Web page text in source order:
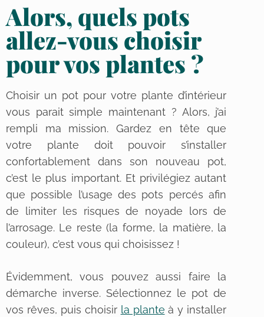
Alors, quels pots
allez-vous choisir
pour vos plantes ?
Choisir un pot pour votre plante d’intérieur
vous parait simple maintenant ? Alors, j’ai
rempli ma mission. Gardez en tête que
votre plante doit pouvoir s’installer
confortablement dans son nouveau pot,
c’est le plus important. Et privilégiez autant
que possible l’usage des pots percés afin
de limiter les risques de noyade lors de
l’arrosage. Le reste (la forme, la matière, la
couleur), c’est vous qui choisissez !
Évidemment, vous pouvez aussi faire la
démarche inverse. Sélectionnez le pot de
vos rêves, puis choisir la plante à y installer